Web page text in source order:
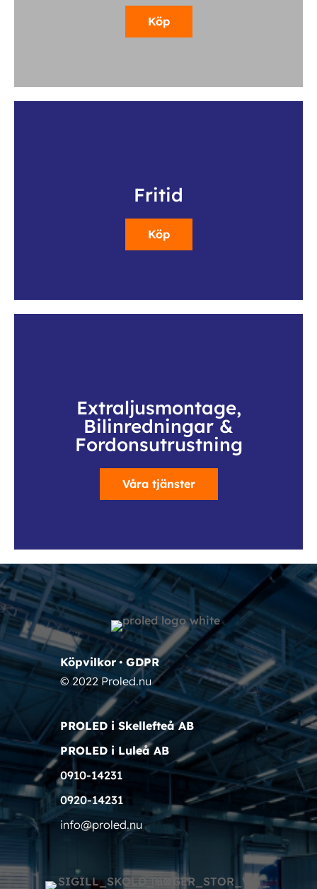
Fritid
Köp
Köp
Extraljusmontage,
Bilinredningar &
Fordonsutrustning
Våra tjänster
Köpvilkor•GDPR
© 2022 Proled.nu
PROLED i Skellefteå AB
PROLED i Luleå AB
0910-14231
0920-14231
info@proled.nu